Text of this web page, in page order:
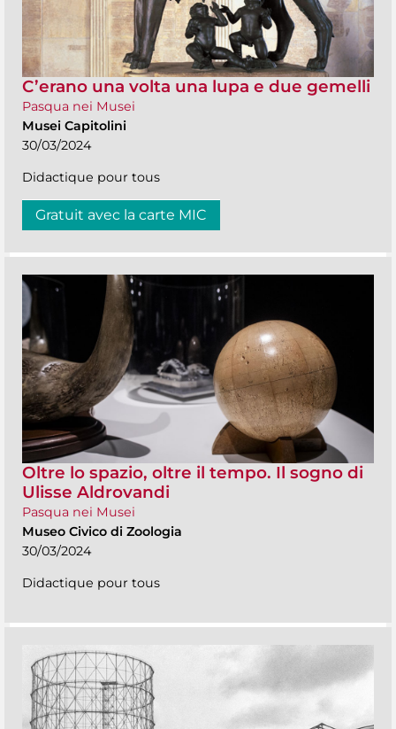
C’erano una volta una lupa e due gemelli
Pasqua nei Musei
Musei Capitolini
30/03/2024
Didactique pour tous
Gratuit avec la carte MIC
Oltre lo spazio, oltre il tempo. Il sogno di
Ulisse Aldrovandi
Pasqua nei Musei
Museo Civico di Zoologia
30/03/2024
Didactique pour tous